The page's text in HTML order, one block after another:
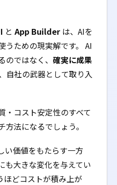
とApp Builder は、AIを
うための現実解です。 AI
ではなく、 確実に成果
自社の武器として取り入
・コスト安定性のすべて
法になるでしょう。
い価値をもたらす一方
も大きな変化を与えてい
ほどコストが積み上が